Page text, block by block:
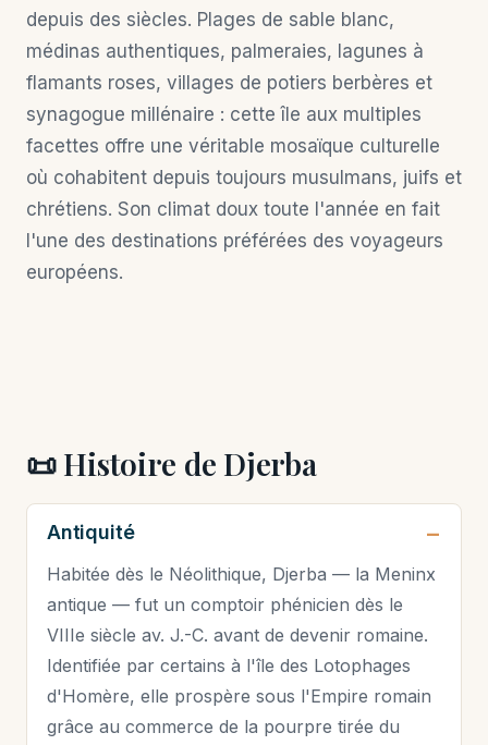
depuis des siècles. Plages de sable blanc,
médinas authentiques, palmeraies, lagunes à
flamants roses, villages de potiers berbères et
synagogue millénaire : cette île aux multiples
facettes offre une véritable mosaïque culturelle
où cohabitent depuis toujours musulmans, juifs et
chrétiens. Son climat doux toute l'année en fait
l'une des destinations préférées des voyageurs
européens.
📜 Histoire de Djerba
Antiquité
Habitée dès le Néolithique, Djerba — la Meninx
antique — fut un comptoir phénicien dès le
VIIIe siècle av. J.-C. avant de devenir romaine.
Identifiée par certains à l'île des Lotophages
d'Homère, elle prospère sous l'Empire romain
grâce au commerce de la pourpre tirée du